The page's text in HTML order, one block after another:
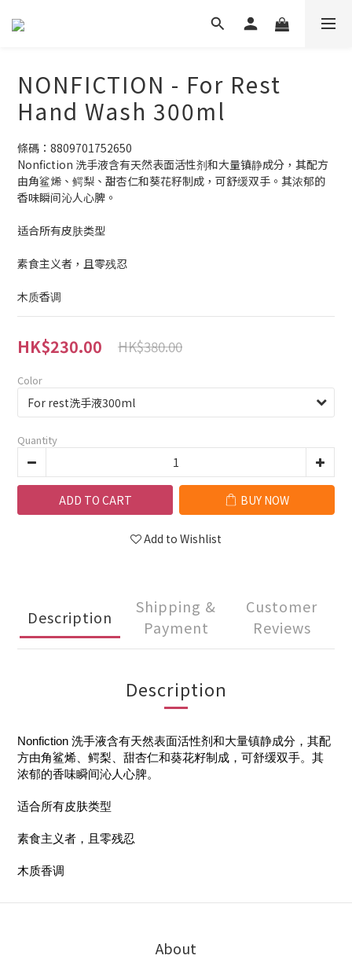
NONFICTION - For Rest
Hand Wash 300ml
條碼：8809701752650
Nonfiction 洗手液含有天然表面活性剂和大量镇静成分，其配方
由角鲨烯、鳄梨、甜杏仁和葵花籽制成，可舒缓双手。其浓郁的
香味瞬间沁人心脾。
适合所有皮肤类型
素食主义者，且零残忍
木质香调
HK$230.00 HK$380.00
Color
Quantity
ADD TO CART BUY NOW
Add to Wishlist
Description
Shipping &
Payment
Customer
Reviews
Description
Nonfiction 洗手液含有天然表面活性剂和大量镇静成分，其配
方由角鲨烯、鳄梨、甜杏仁和葵花籽制成，可舒缓双手。其
浓郁的香味瞬间沁人心脾。
适合所有皮肤类型
素食主义者，且零残忍
木质香调
About